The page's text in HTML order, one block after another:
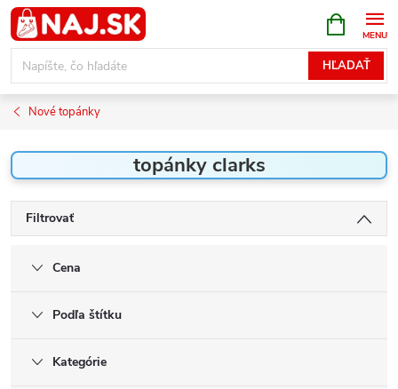
Prejsť
na
obsah
HĽADAŤ
KOŠÍK
Nové topánky
topánky clarks
Filtrovať
Cena
Podľa štítku
Kategórie